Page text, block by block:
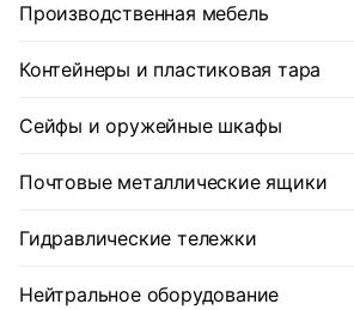
Производственная мебель
Контейнеры и пластиковая тара
Сейфы и оружейные шкафы
Почтовые металлические ящики
Гидравлические тележки
Нейтральное оборудование